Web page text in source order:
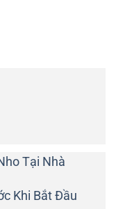
Tại Nhà
Khi Bắt Đầu